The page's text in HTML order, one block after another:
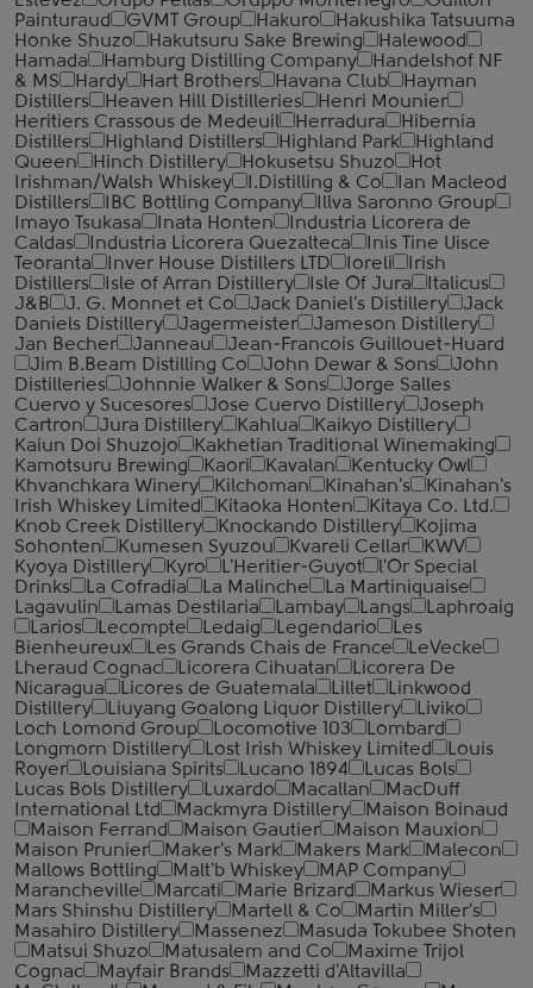
Painturaud
GVMT Group Hakuro
Hakushika Tatsuuma
Honke Shuzo
Hakutsuru Sake Brewing
Halewood
Hamada
Hamburg Distilling Company
Handelshof NF
& MS
Hardy Hart Brothers Havana Club
Hayman
Distillers
Heaven Hill Distilleries
Henri Mounier
Heritiers Crassous de Medeuil
Herradura
Hibernia
Distillers
Highland Distillers Highland Park
Highland
Queen
Hinch Distillery Hokusetsu Shuzo
Hot
Irishman/Walsh Whiskey
I.Distilling & Co
Ian Macleod
Distillers
IBC Bottling Company
Illva Saronno Group
Imayo Tsukasa
Inata Honten
Industria Licorera de
Caldas
Industria Licorera Quezalteca
Inis Tine Uisce
Teoranta
Inver House Distillers LTD Ioreli
Irish
Distillers
Isle of Arran Distillery Isle Of Jura
Italicus
J&B
J. G. Monnet et Co Jack Daniel's Distillery
Jack
Daniels Distillery
Jagermeister
Jameson Distillery
Jan Becher
Janneau
Jean-Francois Guillouet-Huard
Jim B.Beam Distilling Co
John Dewar & Sons
John
Distilleries
Johnnie Walker & Sons
Jorge Salles
Cuervo y Sucesores
Jose Cuervo Distillery
Joseph
Cartron
Jura Distillery Kahlua
Kaikyo Distillery
Kaiun Doi Shuzojo
Kakhetian Traditional Winemaking
Kamotsuru Brewing
Kaori Kavalan
Kentucky Owl
Khvanchkara Winery
Kilchoman Kinahan's
Kinahan's
Irish Whiskey Limited
Kitaoka Honten
Kitaya Co. Ltd.
Knob Creek Distillery
Knockando Distillery
Kojima
Sohonten
Kumesen Syuzou Kvareli Cellar
KWV
Kyoya Distillery
Kyro L'Heritier-Guyot
l'Or Special
Drinks
La Cofradia La Malinche
La Martiniquaise
Lagavulin
Lamas Destilaria Lambay Langs
Laphroaig
Larios
Lecompte Ledaig Legendario
Les
Bienheureux
Les Grands Chais de France
LeVecke
Lheraud Cognac
Licorera Cihuatan
Licorera De
Nicaragua
Licores de Guatemala Lillet
Linkwood
Distillery
Liuyang Goalong Liquor Distillery
Liviko
Loch Lomond Group
Locomotive 103
Lombard
Longmorn Distillery
Lost Irish Whiskey Limited
Louis
Royer
Louisiana Spirits Lucano 1894
Lucas Bols
Lucas Bols Distillery
Luxardo Macallan
MacDuff
International Ltd
Mackmyra Distillery
Maison Boinaud
Maison Ferrand
Maison Gautier
Maison Mauxion
Maison Prunier
Maker's Mark Makers Mark
Malecon
Mallows Bottling
Malt'b Whiskey
MAP Company
Marancheville
Marcati Marie Brizard
Markus Wieser
Mars Shinshu Distillery
Martell & Co
Martin Miller's
Masahiro Distillery
Massenez
Masuda Tokubee Shoten
Matsui Shuzo
Matusalem and Co
Maxime Trijol
Cognac
Mayfair Brands
Mazzetti d'Altavilla